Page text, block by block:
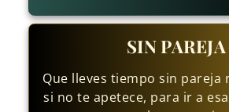
SIN PAREJA
Que lleves tiempo sin pareja
si no te apetece, para ir a